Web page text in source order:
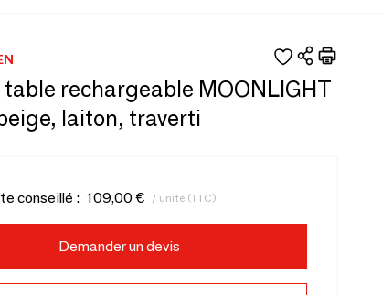
rechargeable MOONLIGHT
laiton, traverti
conseillé : 109,00 € / unité (TTC)
Demander un devis